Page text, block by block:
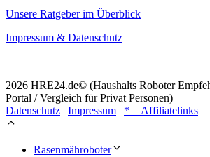
Unsere Ratgeber im Überblick
Impressum & Datenschutz
2026 HRE24.de© (Haushalts Roboter
Portal / Vergleich für Privat Personen)
Datenschutz | Impressum | * = Affiliatelinks
Rasenmähroboter